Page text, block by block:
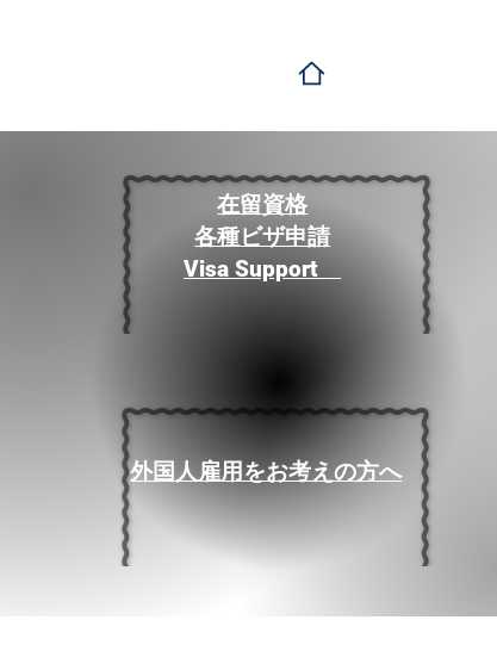
在留資格
各種ビザ申請
Visa Support
外国人雇用をお考えの方へ